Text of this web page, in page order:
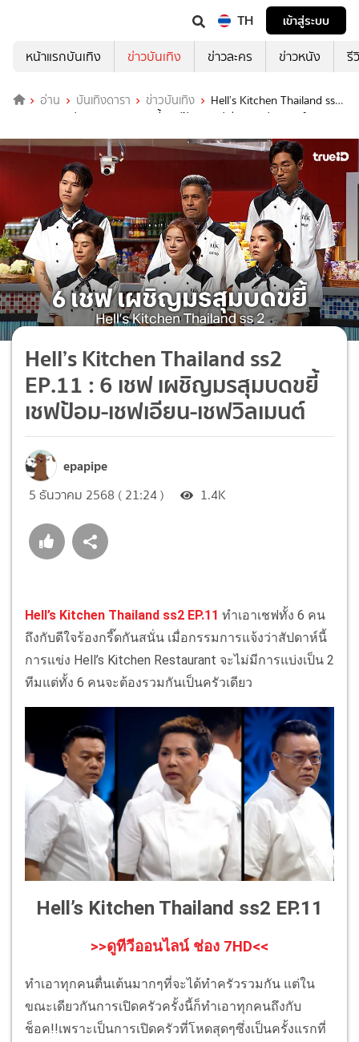
TH
เข้าสู่ระบบ
หน้าแรกบันเทิง
ข่าวบันเทิง ข่าวละคร ข่าวหนัง รี
อ่าน บันเทิงดารา ข่าวบันเทิง
Hell’s Kitchen Thailand ss2
EP.11 : 6 เชฟ เผชิญมรสุมบดขยี้ เชฟป้อม-เชฟเอียน-เชฟวิลเมนต์
Hell’s Kitchen Thailand ss2
EP.11 : 6 เชฟ เผชิญมรสุมบดขยี้
เชฟป้อม-เชฟเอียน-เชฟวิลเมนต์
epapipe
5 ธันวาคม 2568 ( 21:24 ) 1.4K
Hell’s Kitchen Thailand ss2 EP.11 ทำเอาเชฟทั้ง 6 คน
ถึงกับดีใจร้องกรี๊ดกันสนั่น เมื่อกรรมการแจ้งว่าสัปดาห์นี้
การแข่ง Hell’s Kitchen Restaurant จะไม่มีการแบ่งเป็น 2
ทีมแต่ทั้ง 6 คนจะต้องรวมกันเป็นครัวเดียว
Hell’s Kitchen Thailand ss2 EP.11
>>ดูทีวีออนไลน์ ช่อง 7HD<<
ทำเอาทุกคนตื่นเต้นมากๆที่จะได้ทำครัวรวมกัน แต่ใน
ขณะเดียวกันการเปิดครัวครั้งนี้ก็ทำเอาทุกคนถึงกับ
ช็อค!!เพราะเป็นการเปิดครัวที่โหดสุดๆซึ่งเป็นครั้งแรกที่